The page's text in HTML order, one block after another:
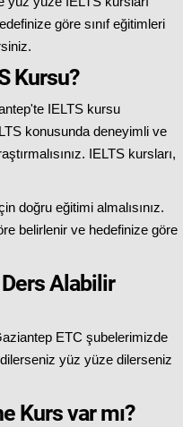
göre sınıf eğitimleri
Kursu?
IELTS kursu
konusunda deneyimli ve
IELTS kursları,
doğru eğitimi almalısınız.
belirlenir ve hedefinize göre
Ders Alabilir
ETC şubelerimizde
yüz yüze dilerseniz
Kurs var mı?